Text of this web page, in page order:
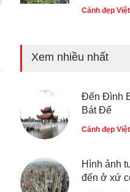
Cảnh đẹp
du lịch
Những
dã ở Sài
Cảnh đẹp
Xem nhiều nhất
Đến Đình
Bát Đế
Cảnh đẹp
Hình ảnh
đến ở xứ